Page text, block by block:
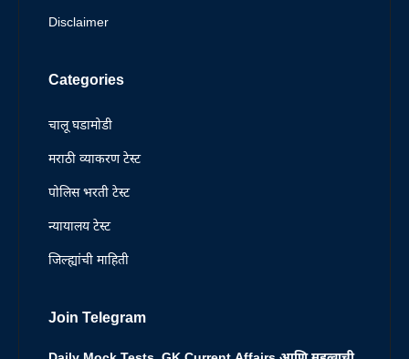
Disclaimer
Categories
चालू घडामोडी
मराठी व्याकरण टेस्ट
पोलिस भरती टेस्ट
न्यायालय टेस्ट
जिल्ह्यांची माहिती
Join Telegram